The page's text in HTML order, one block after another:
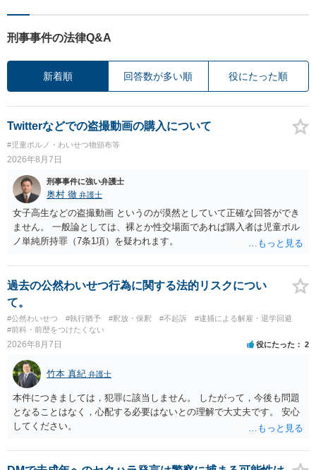
刑事事件の法律Q&A
新着順 回答数が多い順 役にたった順
Twitterなどでの盗撮動画の購入について
#児童ポルノ・わいせつ物頒布等
2026年8月7日
刑事事件に強い弁護士
奥村 徹 弁護士
女子高生などの盗撮動画 というのが漠然としていて正確な回答ができ
ません。 一般論としては、裸とか性交場面であれば購入者は児童ポル
ノ単純所持罪（7条1項）を疑われます。
過去の公然わいせつ行為に関する法的リスクについ
て。
#公然わいせつ #執行猶予 #釈放・保釈 #不起訴
#逮捕による解雇・退学回避
#前科・前歴をつけたくない
2026年8月7日 役にたった 2
竹本 真紀 弁護士
本件につきましては，犯罪に該当しません。 したがって，今後も問題
となることはなく，心配する必要はないとの理解で大丈夫です。 安心
してください。